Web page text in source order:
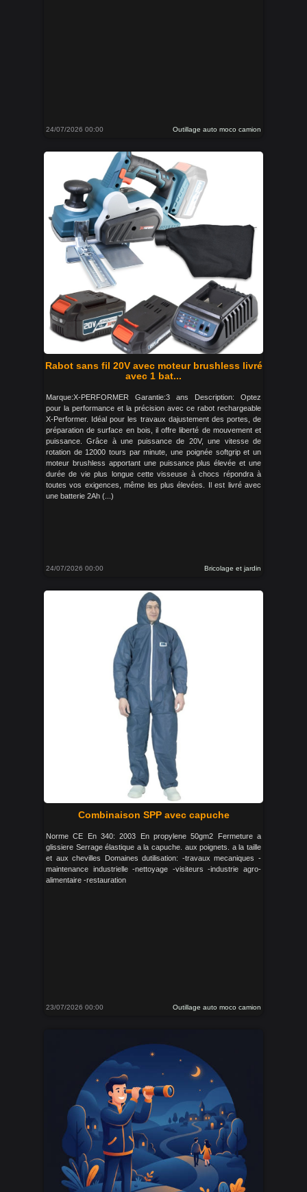
24/07/2026 00:00 Outillage auto moco camion
Rabot sans fil 20V avec moteur brushless livré
avec 1 bat...
Marque:X-PERFORMER Garantie:3 ans Description: Optez
pour la performance et la précision avec ce rabot rechargeable
X-Performer. Idéal pour les travaux dajustement des portes, de
préparation de surface en bois, il offre liberté de mouvement et
puissance. Grâce à une puissance de 20V, une vitesse de
rotation de 12000 tours par minute, une poignée softgrip et un
moteur brushless apportant une puissance plus élevée et une
durée de vie plus longue cette visseuse à chocs répondra à
toutes vos exigences, même les plus élevées. Il est livré avec
une batterie 2Ah (...)
24/07/2026 00:00 Bricolage et jardin
Combinaison SPP avec capuche
Norme CE En 340: 2003 En propylene 50gm2 Fermeture a
glissiere Serrage élastique a la capuche. aux poignets. a la taille
et aux chevilles Domaines dutilisation: -travaux mecaniques -
maintenance industrielle -nettoyage -visiteurs -industrie agro-
alimentaire -restauration
23/07/2026 00:00 Outillage auto moco camion